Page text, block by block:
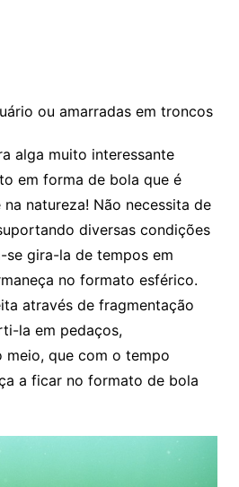
ou amarradas em troncos
alga muito interessante
em forma de bola que é
natureza! Não necessita de
diversas condições
se gira-la de tempos em
no formato esférico.
através de fragmentação
la em pedaços,
meio, que com o tempo
a ficar no formato de bola